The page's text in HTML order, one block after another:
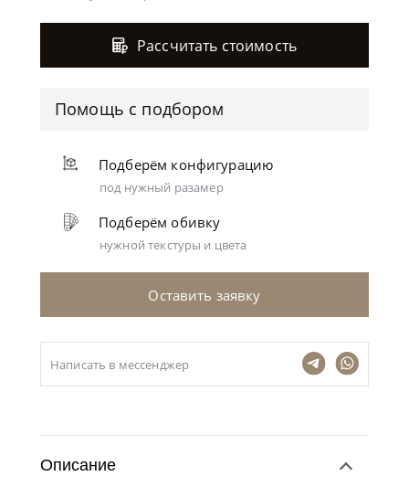
Рассчитать стоимость
Помощь с подбором
Подберём конфигурацию
под нужный разамер
Подберём обивку
нужной текстуры и цвета
Оставить заявку
Написать в мессенджер
Описание